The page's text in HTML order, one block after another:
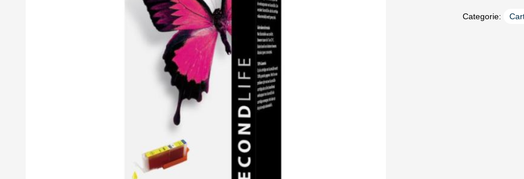
Categorie: